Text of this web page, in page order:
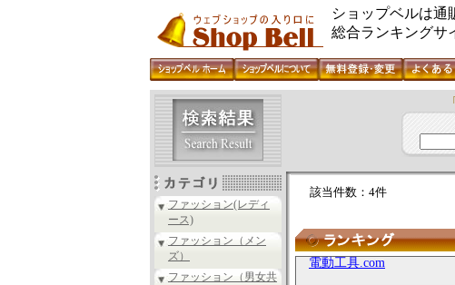
ショップベルは通
総合ランキングサ
ファッション(レディ
ース)
ファッション（メン
ズ）
ファッション（男女共
該当件数：4件
電動工具.com